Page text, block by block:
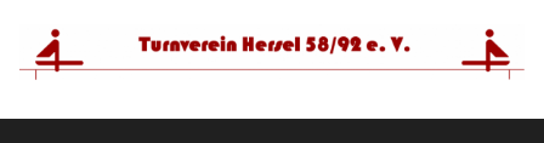
Inhalt
springen